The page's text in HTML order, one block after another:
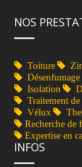
NOS
Toiture
Désenfumage
Isolation
Traitement
Vélux
Recherche de
Expertise en
INFOS